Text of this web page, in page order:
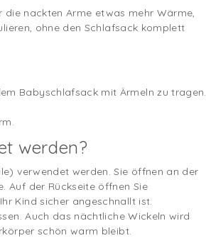
nackten Arme etwas mehr Wärme,
ohne den Schlafsack komplett
Babyschlafsack mit Ärmeln zu tragen.
werden?
verwendet werden. Sie öffnen an der
Auf der Rückseite öffnen Sie
Kind sicher angeschnallt ist.
Auch das nächtliche Wickeln wird
schön warm bleibt.